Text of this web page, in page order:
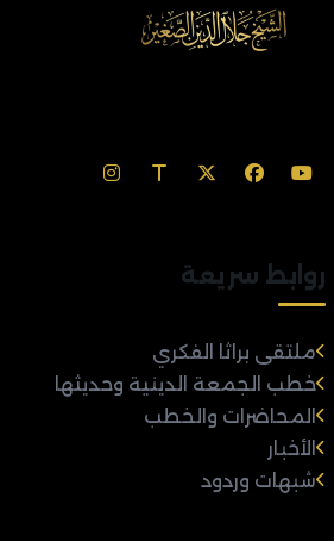
روابط سريعة
ملتقى براثا الفكري
خطب الجمعة الدينية وحديثها
المحاضرات والخطب
الأخبار
شبهات وردود